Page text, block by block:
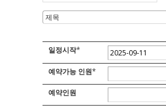
일정시작*
예약가능 인원*
예약인원